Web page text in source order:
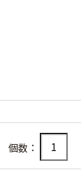
個数：